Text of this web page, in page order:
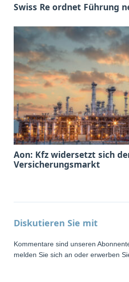
Swiss Re ordnet Führung
Aon: Kfz widersetzt sich
Versicherungsmarkt
Diskutieren Sie mit
Kommentare sind unseren
melden Sie sich an oder erwerben